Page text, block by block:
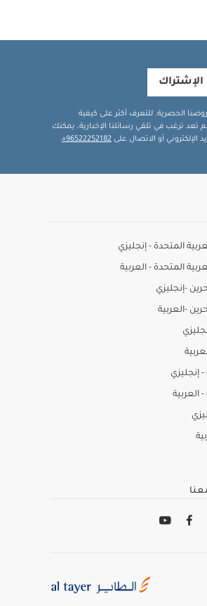
الإشتراك
الحصرية. للتعرف أكثر على كيفية
لم تعد ترغب في تلقي رسائلنا الإخبارية، يمكنك
أو الاتصال على 96522252182+
.
المتحدة - إنجليزي
المتحدة - العربية
-إنجليزي
-العربية
إنجليزي
العربية